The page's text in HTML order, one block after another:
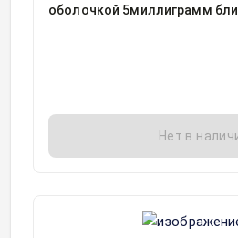
оболочкой 5миллиграмм
Нет в